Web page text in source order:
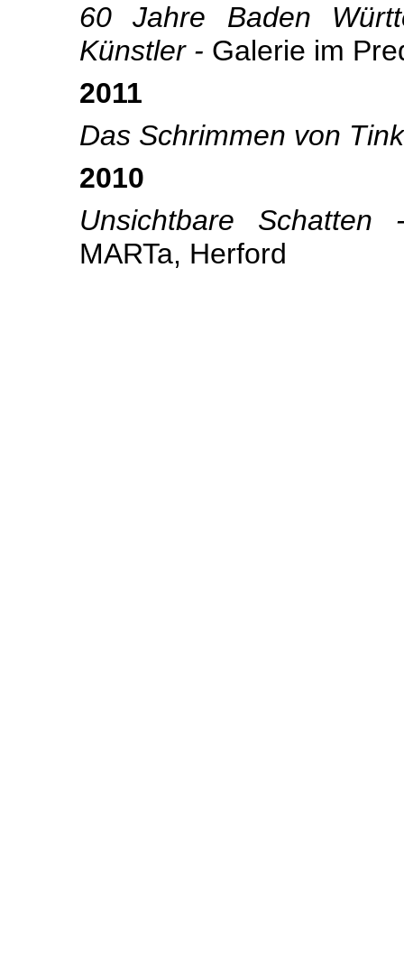
60 Jahre Baden
Künstler - Galerie im
2011
Das Schrimmen von
2010
Unsichtbare
MARTa, Herford